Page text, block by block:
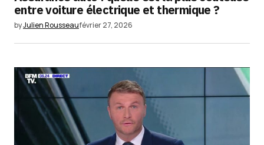
entre voiture électrique et thermique ?
byJulien Rousseaufévrier 27, 2026